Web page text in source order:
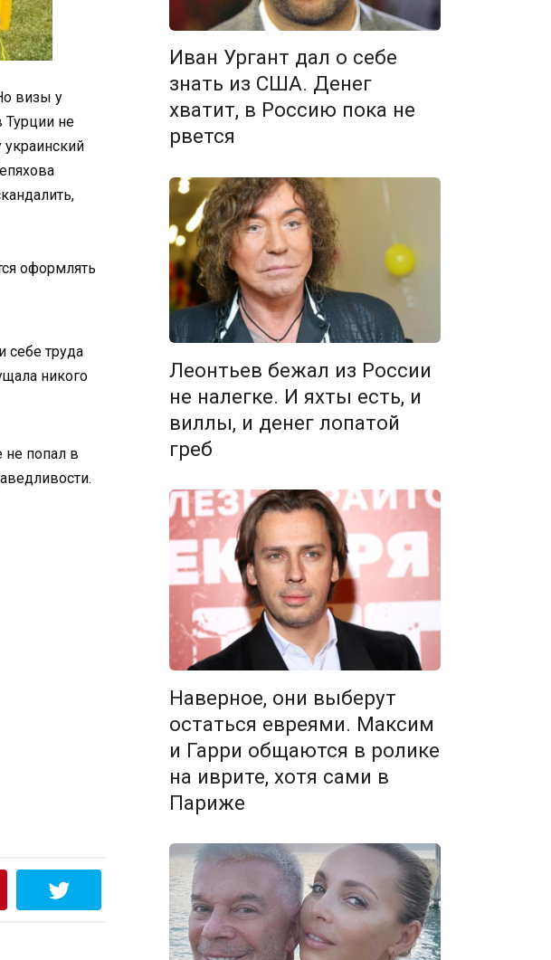
визы у
Турции не
украинский
оформлять
себе труда
никого
не попал в
Иван Ургант дал о себе
знать из США. Денег
хватит, в Россию пока не
рвется
Леонтьев бежал из России
не налегке. И яхты есть, и
виллы, и денег лопатой
греб
Наверное, они выберут
остаться евреями. Максим
и Гарри общаются в ролике
на иврите, хотя сами в
Париже